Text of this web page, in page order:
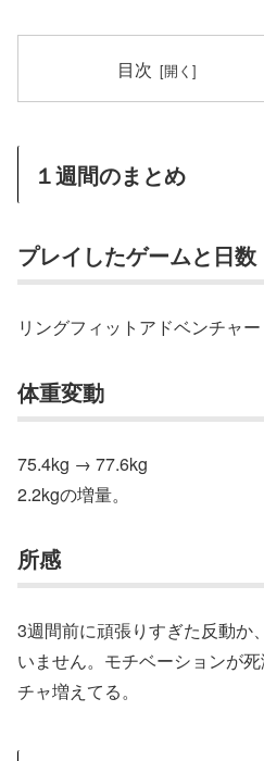
目次
１週間のまとめ
プレイしたゲームと日数
リングフィットアドベンチャ
体重変動
75.4kg → 77.6kg
2.2kgの増量。
所感
3週間前に頑張りすぎた反動か
いません。モチベーションが
チャ増えてる。